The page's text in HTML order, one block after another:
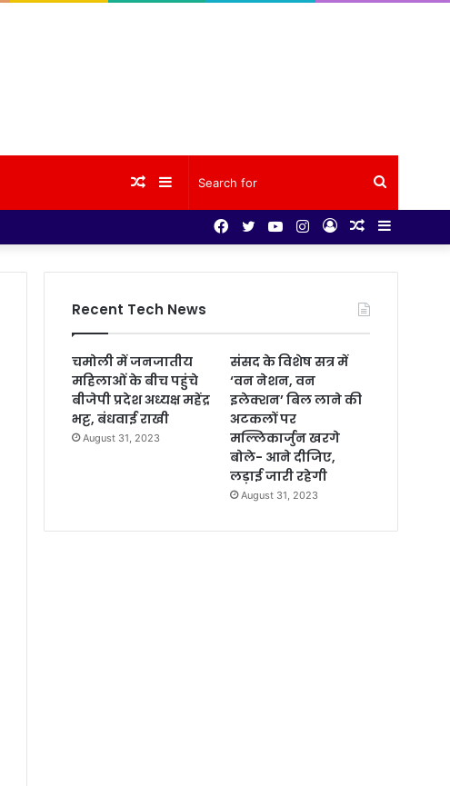
for
Sidebar
Random
Sidebar
Random
Log
Instagram
YouTube
Twitter
Facebook
Recent Tech News
चमोली में जनजातीय
महिलाओं के बीच पहुंचे
बीजेपी प्रदेश अध्यक्ष महेंद्र
भट्ट, बंधवाई राखी
August 31, 2023
संसद के विशेष सत्र में
‘वन नेशन, वन
इलेक्शन’ बिल लाने की
अटकलों पर
मल्लिकार्जुन खरगे
बोले- आने दीजिए,
लड़ाई जारी रहेगी
August 31, 2023